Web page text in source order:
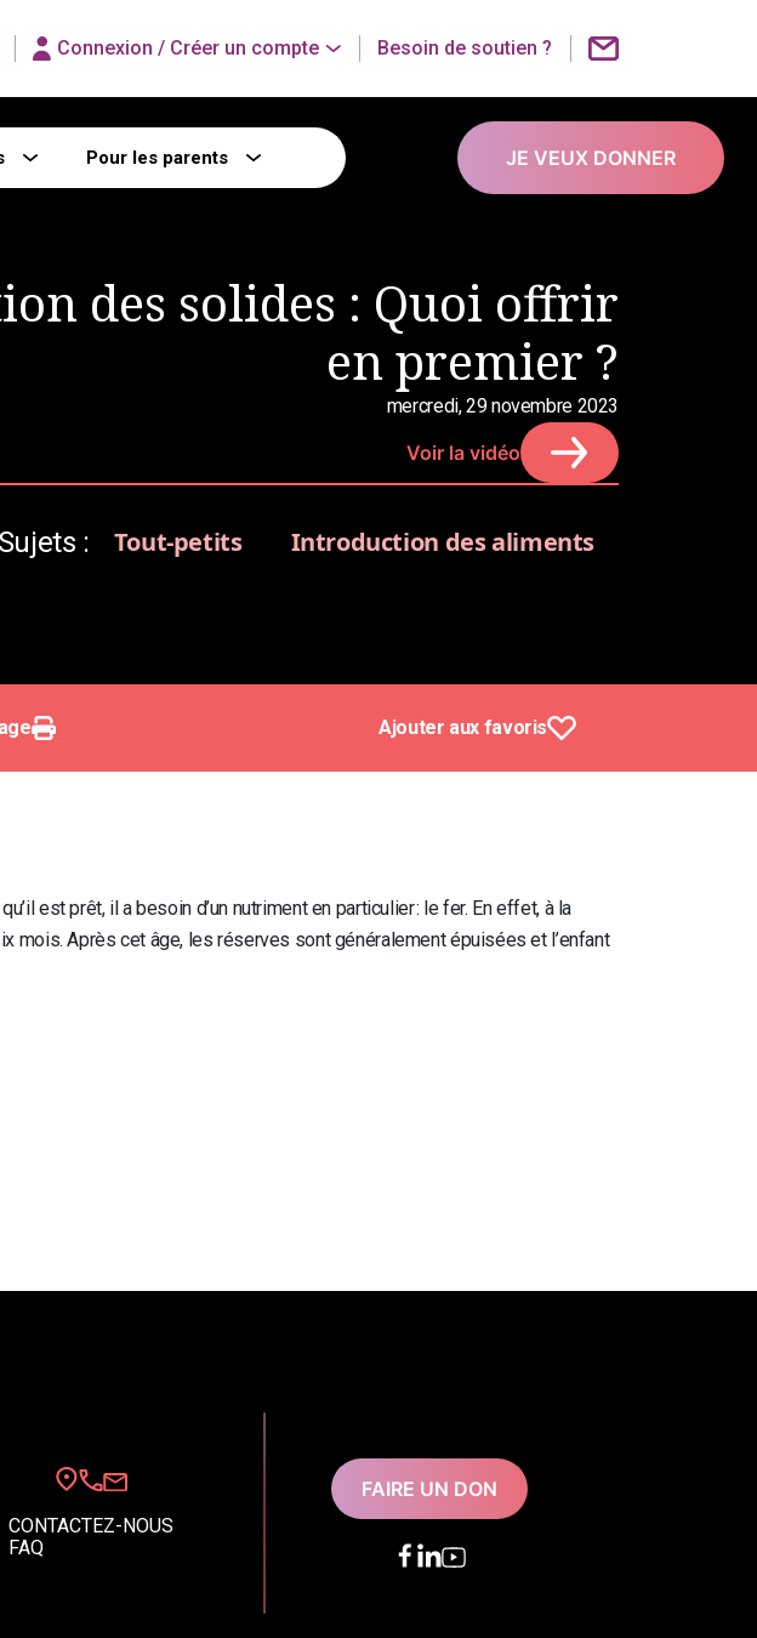
Connexion / Créer un compte Besoin de soutien ?
Pour les parents JE VEUX DONNER
des solides : Quoi offrir
en premier ?
mercredi, 29 novembre 2023
Voir la vidéo
Sujets : Tout-petits Introduction des aliments
Ajouter aux favoris
est prêt, il a besoin d’un nutriment en particulier : le fer. En effet, à la
mois. Après cet âge, les réserves sont généralement épuisées et l’enfant
CONTACTEZ-NOUS
FAQ
FAIRE UN DON